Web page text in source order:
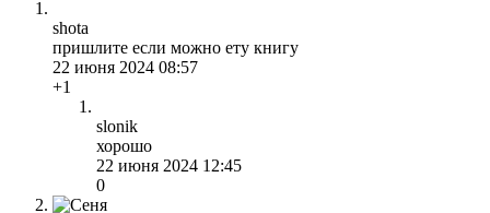
shota
пришлите если можно ету книгу
22 июня 2024 08:57
+1
slonik
хорошо
22 июня 2024 12:45
0